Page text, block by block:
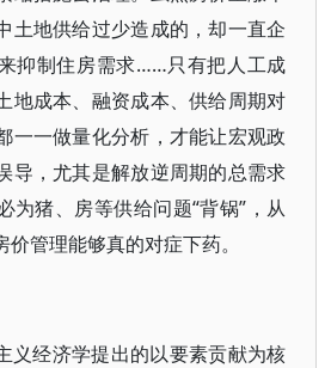
土地供给过少造成的，却一直企
抑制住房需求……只有把人工成
地成本、融资成本、供给周期对
一一做量化分析，才能让宏观政
导，尤其是解放逆周期的总需求
为猪、房等供给问题“背锅”，从
管理能够真的对症下药。
义经济学提出的以要素贡献为核